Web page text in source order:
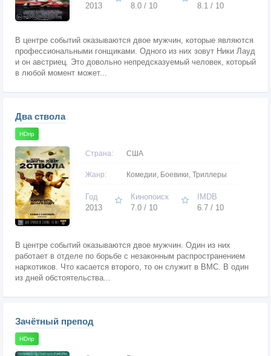
2013
8.0 / 10
8.1 / 10
В центре событий оказываются двое мужчин, которые являются
профессиональными гонщиками. Одного из них зовут Ники Лауд
и он австриец. Это довольно непредсказуемый человек, который
в любой момент может...
Два ствола
HDrip
Страна: США
Жанр: Комедии, Боевики, Триллеры
Год
2013
Кинопоиск
7.0 / 10
IMDB
6.7 / 10
В центре событий оказываются двое мужчин. Один из них
работает в отделе по борьбе с незаконным распространением
наркотиков. Что касается второго, то он служит в ВМС. В один
из дней обстоятельства...
Зачётный препод
HDrip